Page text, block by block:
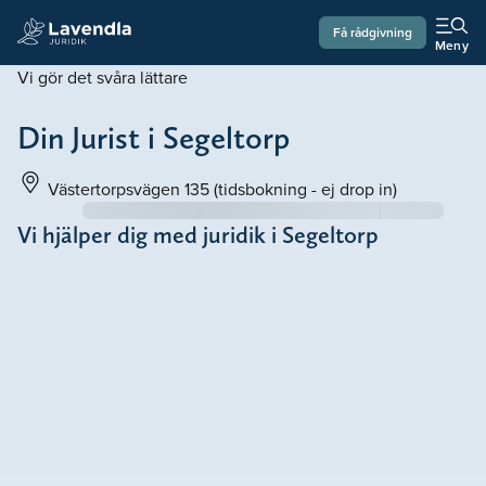
Få rådgivning
Meny
Vi gör det svåra lättare
Din Jurist i Segeltorp
Västertorpsvägen 135(tidsbokning - ej drop in)
Vi hjälper dig med juridik i Segeltorp